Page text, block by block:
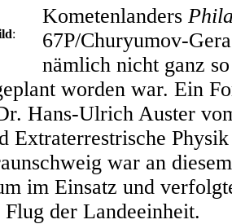
:
Kometenlanders
67P/Churyumov-
nämlich nicht ganz
worden war. Ein
Hans-Ulrich Auster
Extraterrestrische
war an
im Einsatz und
der Landeeinheit.